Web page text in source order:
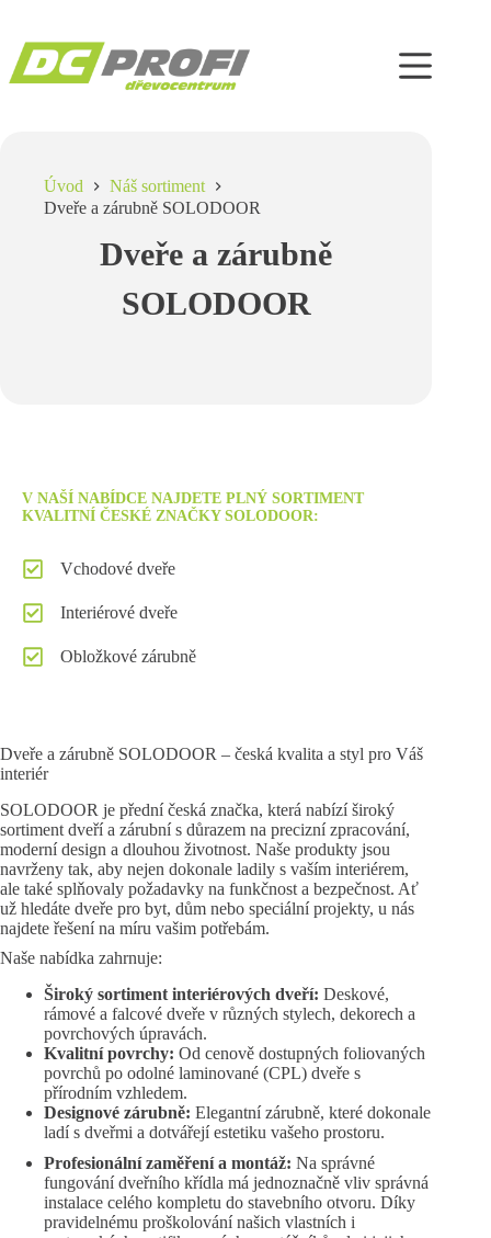
Úvod
Náš sortiment
Dveře a zárubně SOLODOOR
Dveře a zárubně
SOLODOOR
V NAŠÍ NABÍDCE NAJDETE PLNÝ SORTIMENT
KVALITNÍ ČESKÉ ZNAČKY SOLODOOR:
Vchodové dveře
Interiérové dveře
Obložkové zárubně
Dveře a zárubně SOLODOOR – česká kvalita a styl pro Váš
interiér
SOLODOOR je přední česká značka, která nabízí široký
sortiment dveří a zárubní s důrazem na precizní zpracování,
moderní design a dlouhou životnost. Naše produkty jsou
navrženy tak, aby nejen dokonale ladily s vaším interiérem,
ale také splňovaly požadavky na funkčnost a bezpečnost. Ať
už hledáte dveře pro byt, dům nebo speciální projekty, u nás
najdete řešení na míru vašim potřebám.
Naše nabídka zahrnuje:
Široký sortiment interiérových dveří: Deskové,
rámové a falcové dveře v různých stylech, dekorech a
povrchových úpravách.
Kvalitní povrchy: Od cenově dostupných foliovaných
povrchů po odolné laminované (CPL) dveře s
přírodním vzhledem.
Designové zárubně: Elegantní zárubně, které dokonale
ladí s dveřmi a dotvářejí estetiku vašeho prostoru.
Profesionální zaměření a montáž: Na správné
fungování dveřního křídla má jednoznačně vliv správná
instalace celého kompletu do stavebního otvoru. Díky
pravidelnému proškolování našich vlastních i